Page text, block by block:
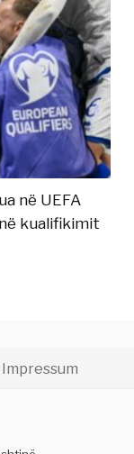
në UEFA
kualifikimit
Impressum